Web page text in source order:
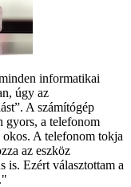
informatikai
úgy az
A számítógép
gyors, a telefonom
A telefonom tokja
az eszköz
is. Ezért választottam a